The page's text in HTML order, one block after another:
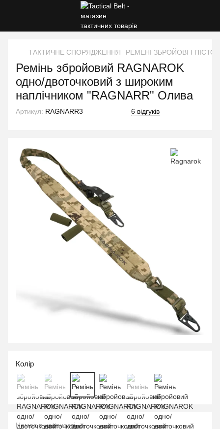
ТАКТИЧНЕ СПОРЯДЖЕННЯ РЕМЕНІ ЗБРОЙОВІ І
Ремінь збройовий RAGNAROK
одно/двоточковий з широким
наплічником "RAGNARR" Олива
Артикул: RAGNARR3 6 відгуків
Колір
Немає в наявності